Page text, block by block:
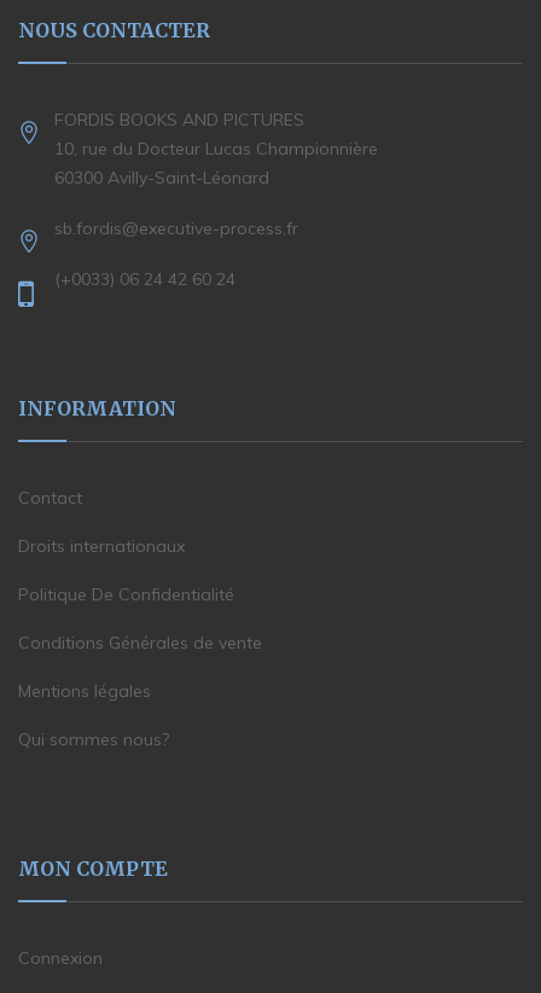
NOUS CONTACTER
FORDIS BOOKS AND PICTURES
10, rue du Docteur Lucas Championnière
60300 Avilly-Saint-Léonard
sb.fordis@executive-process.fr
(+0033) 06 24 42 60 24
INFORMATION
Contact
Droits internationaux
Politique De Confidentialité
Conditions Générales de vente
Mentions légales
Qui sommes nous?
MON COMPTE
Connexion